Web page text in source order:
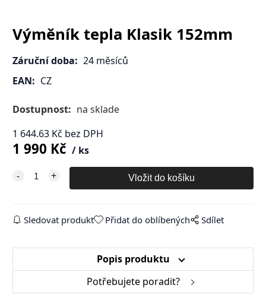
Výměník tepla Klasik 152mm
Záruční doba: 24 měsíců
EAN: CZ
Dostupnost: na sklade
1 644.63Kč bez DPH
1 990 Kč ks
Sledovat produkt Přidat do oblíbených Sdílet
Popis produktu
Potřebujete poradit?